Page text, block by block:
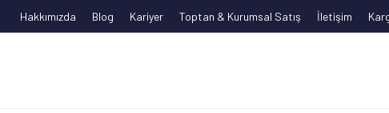
Hakkımızda Blog Kariyer Toptan & Kurumsal Satış İletişim